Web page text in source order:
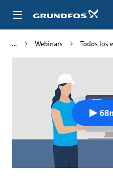
Webinars Todos los